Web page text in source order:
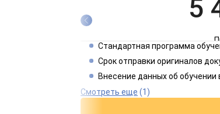
5
2
Стандартная программа
Срок отправки оригиналов
Внесение данных об
Смотреть еще (1)